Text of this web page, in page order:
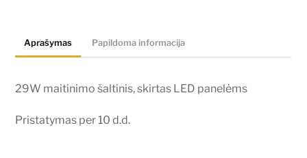
Aprašymas Papildoma informacija
29W maitinimo šaltinis, skirtas LED panelėms
Pristatymas per 10 d.d.